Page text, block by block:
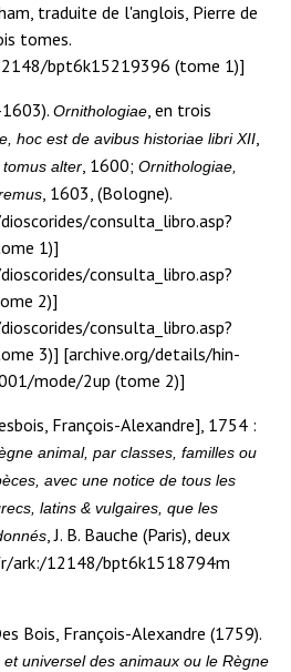
traduite de l'anglois, Pierre de
tomes.
bpt6k15219396 (tome 1)]
1603).Ornithologiae, en trois
hoc est de avibus historiae libri XII,
alter, 1600;Ornithologiae,
, 1603, (Bologne).
consulta_libro.asp?
1)]
consulta_libro.asp?
2)]
consulta_libro.asp?
3)] [archive.org/details/hin-
mode/2up (tome 2)]
François-Alexandre], 1754 :
animal, par classes, familles ou
avec une notice de tous les
latins & vulgaires, que les
, J. B. Bauche (Paris), deux
ark:/12148/bpt6k1518794m
Bois, François-Alexandre (1759).
universel des animaux ou le Règne